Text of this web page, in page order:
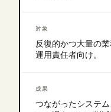
対象
反復的かつ大量の
運用責任者向け。
成果
つながったシステ